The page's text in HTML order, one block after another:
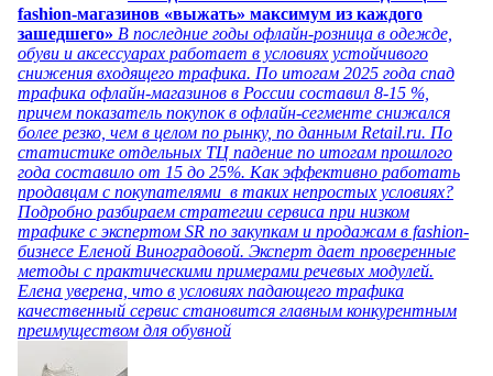
fashion-магазинов «выжать» максимум из каждого
зашедшего» В последние годы офлайн-розница в одежде,
обуви и аксессуарах работает в условиях устойчивого
снижения входящего трафика. По итогам 2025 года спад
трафика офлайн-магазинов в России составил 8-15 %,
причем показатель покупок в офлайн-сегменте снижался
более резко, чем в целом по рынку, по данным Retail.ru. По
статистике отдельных ТЦ падение по итогам прошлого
года составило от 15 до 25%. Как эффективно работать
продавцам с покупателями в таких непростых условиях?
Подробно разбираем стратегии сервиса при низком
трафике с экспертом SR по закупкам и продажам в fashion-
бизнесе Еленой Виноградовой. Эксперт дает проверенные
методы с практическими примерами речевых модулей.
Елена уверена, что в условиях падающего трафика
качественный сервис становится главным конкурентным
преимуществом для обувной